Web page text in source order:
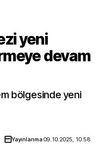
yeni
devam
bölgesinde yeni
Yayınlanma09.10.2025, 10:58